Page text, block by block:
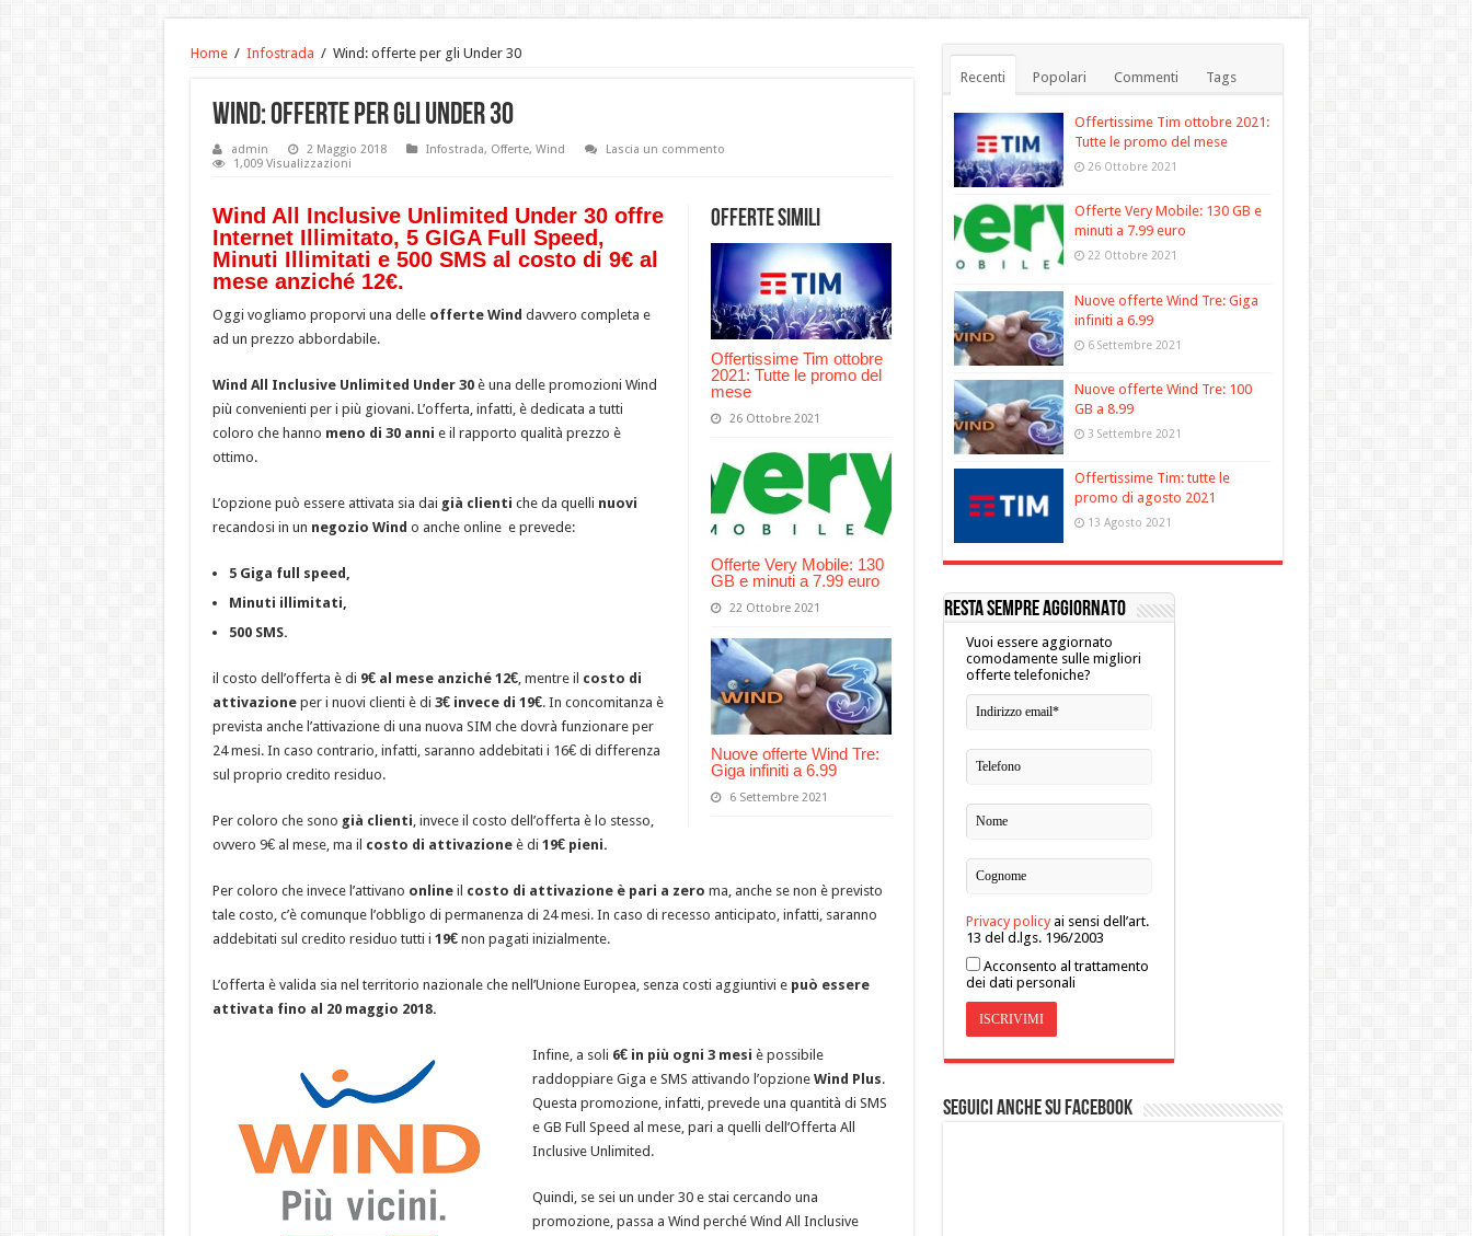
Home / Infostrada / Wind: offerte per gli Under 30
Wind: offerte per gli Under 30
admin 2 Maggio 2018 Infostrada, Offerte, Wind
Lascia un commento
1,009 Visualizzazioni
Offerte simili
Offertissime Tim ottobre
2021: Tutte le promo del
mese
26 Ottobre 2021
Offerte Very Mobile: 130
GB e minuti a 7.99 euro
22 Ottobre 2021
Nuove offerte Wind Tre:
Giga infiniti a 6.99
6 Settembre 2021
Wind All Inclusive Unlimited Under 30 offre
Internet Illimitato, 5 GIGA Full Speed,
Minuti Illimitati e 500 SMS al costo di 9€ al
mese anziché 12€.
Oggi vogliamo proporvi una delleofferte Wind davvero completa e
ad un prezzo abbordabile.
Wind All Inclusive Unlimited Under 30è una delle promozioni Wind
più convenienti per i più giovani. L’offerta, infatti, è dedicata a tutti
coloro che hanno meno di 30 anni e il rapporto qualità prezzo è
ottimo.
L’opzione può essere attivata sia dai già clienti che da quelli nuovi
recandosi in un negozio Wind o anche online e prevede:
5 Giga full speed,
Minuti illimitati,
500 SMS.
il costo dell’offerta è di 9€ al mese anziché 12€, mentre il costo di
attivazioneper i nuovi clienti è di 3€ invece di 19€. In concomitanza è
prevista anche l’attivazione di una nuova SIM che dovrà funzionare per
24 mesi. In caso contrario, infatti, saranno addebitati i 16€ di differenza
sul proprio credito residuo.
Per coloro che sono già clienti, invece il costo dell’offerta è lo stesso,
ovvero 9€ al mese, ma il costo di attivazione è di 19€ pieni.
Per coloro che invece l’attivano onlineil costo di attivazione è pari a zero ma, anche se non è previsto
tale costo, c’è comunque l’obbligo di permanenza di 24 mesi. In caso di recesso anticipato, infatti, saranno
addebitati sul credito residuo tutti i 19€non pagati inizialmente.
L’offerta è valida sia nel territorio nazionale che nell’Unione Europea, senza costi aggiuntivi e può essere
attivata fino al 20 maggio 2018.
Infine, a soli 6€ in più ogni 3 mesi è possibile
raddoppiare Giga e SMS attivando l’opzione Wind Plus.
Questa promozione, infatti, prevede una quantità di SMS
e GB Full Speed al mese, pari a quelli dell’Offerta All
Inclusive Unlimited.
Quindi, se sei un under 30 e stai cercando una
promozione, passa a Wind perché Wind All Inclusive
Recenti Popolari Commenti Tags
Offertissime Tim ottobre 2021:
Tutte le promo del mese
26 Ottobre 2021
Offerte Very Mobile: 130 GB e
minuti a 7.99 euro
22 Ottobre 2021
Nuove offerte Wind Tre: Giga
infiniti a 6.99
6 Settembre 2021
Nuove offerte Wind Tre: 100
GB a 8.99
3 Settembre 2021
Offertissime Tim: tutte le
promo di agosto 2021
13 Agosto 2021
RESTA SEMPRE AGGIORNATO
Vuoi essere aggiornato
comodamente sulle migliori
offerte telefoniche?
Privacy policyai sensi dell’art.
13 del d.lgs. 196/2003
Acconsento al trattamento
dei dati personali
Seguici anche su Facebook